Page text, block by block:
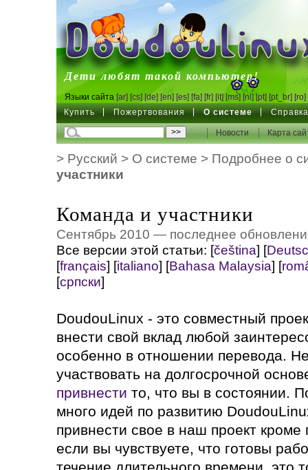
DoudouLinux
Дети любят такой компьютер!
Языки сайта [ar] [cs] [de] [en] [es] [fa] [fr] [it] [ms] [nl] [pt] [pt_br] [ro]
Купить Пожертвования О системе
Новости Карта
> Русский > О системе > Подробнее о
участники
Команда и участники
Сентябрь 2010 — последнее
Все версии этой статьи: [čeština] [
[français] [italiano] [Bahasa Malaysia] [
[српски]
DoudouLinux - это совместный
внести свой вклад любой
особенно в отношении перевода.
участвовать на долгосрочной
привнести то, что вы в состоянии.
много идей по развитию
привнести свое в наш проект кроме
если вы чувствуете, что готовы